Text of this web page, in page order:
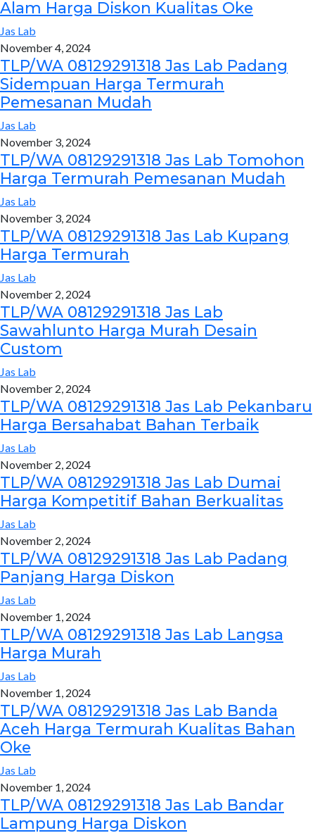
Alam Harga Diskon Kualitas Oke
Jas Lab
November 4, 2024
TLP/WA 08129291318 Jas Lab Padang
Sidempuan Harga Termurah
Pemesanan Mudah
Jas Lab
November 3, 2024
TLP/WA 08129291318 Jas Lab Tomohon
Harga Termurah Pemesanan Mudah
Jas Lab
November 3, 2024
TLP/WA 08129291318 Jas Lab Kupang
Harga Termurah
Jas Lab
November 2, 2024
TLP/WA 08129291318 Jas Lab
Sawahlunto Harga Murah Desain
Custom
Jas Lab
November 2, 2024
TLP/WA 08129291318 Jas Lab Pekanbaru
Harga Bersahabat Bahan Terbaik
Jas Lab
November 2, 2024
TLP/WA 08129291318 Jas Lab Dumai
Harga Kompetitif Bahan Berkualitas
Jas Lab
November 2, 2024
TLP/WA 08129291318 Jas Lab Padang
Panjang Harga Diskon
Jas Lab
November 1, 2024
TLP/WA 08129291318 Jas Lab Langsa
Harga Murah
Jas Lab
November 1, 2024
TLP/WA 08129291318 Jas Lab Banda
Aceh Harga Termurah Kualitas Bahan
Oke
Jas Lab
November 1, 2024
TLP/WA 08129291318 Jas Lab Bandar
Lampung Harga Diskon